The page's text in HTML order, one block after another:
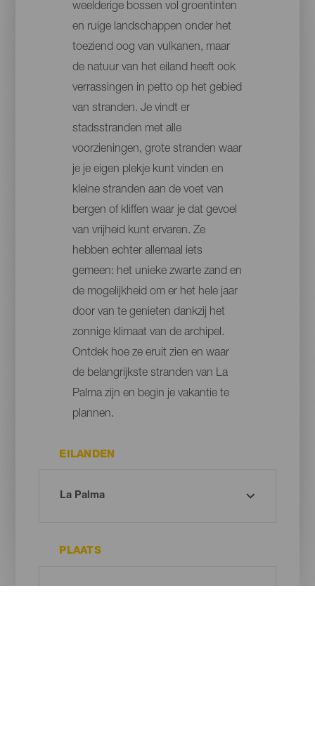
weelderige bossen vol groentinten
en ruige landschappen onder het
toeziend oog van vulkanen, maar
de natuur van het eiland heeft ook
verrassingen in petto op het gebied
van stranden. Je vindt er
stadsstranden met alle
voorzieningen, grote stranden waar
je je eigen plekje kunt vinden en
kleine stranden aan de voet van
bergen of kliffen waar je dat gevoel
van vrijheid kunt ervaren. Ze
hebben echter allemaal iets
gemeen: het unieke zwarte zand en
de mogelijkheid om er het hele jaar
door van te genieten dankzij het
zonnige klimaat van de archipel.
Ontdek hoe ze eruit zien en waar
de belangrijkste stranden van La
Palma zijn en begin je vakantie te
plannen.
EILANDEN
PLAATS